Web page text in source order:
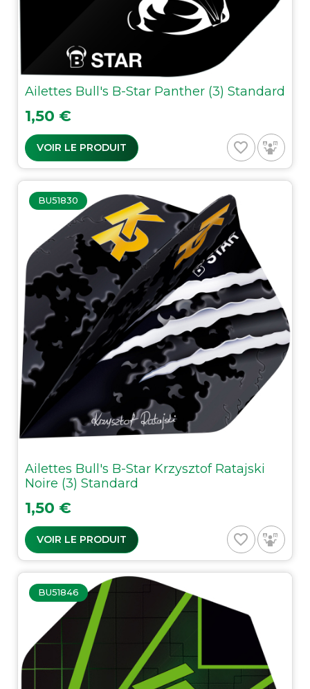
Ailettes Bull's B-Star Panther (3) Standard
Prix
1,50 €
VOIR LE PRODUIT favorite_border
BU51830
Ailettes Bull's B-Star Krzysztof Ratajski
Noire (3) Standard
Prix
1,50 €
VOIR LE PRODUIT favorite_border
BU51846